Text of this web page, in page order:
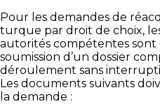
Pour les demandes de
turque par droit de choix,
autorités compétentes sont
soumission d’un dossier
déroulement sans
Les documents suivants
la demande :